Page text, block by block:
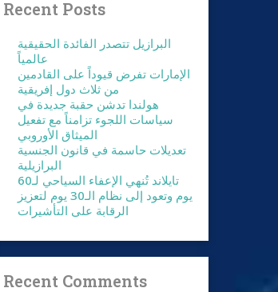
Recent Posts
البرازيل تتصدر الفائدة الحقيقية
عالمياً
الإمارات تفرض قيوداً على القادمين
من ثلاث دول إفريقية
هولندا تدشن حقبة جديدة في
سياسات اللجوء تزامناً مع تفعيل
الميثاق الأوروبي
تعديلات حاسمة في قانون الجنسية
البرازيلية
تايلاند تُنهي الإعفاء السياحي لـ60
يوم وتعود إلى نظام الـ30 يوم لتعزيز
الرقابة على التأشيرات
Recent Comments